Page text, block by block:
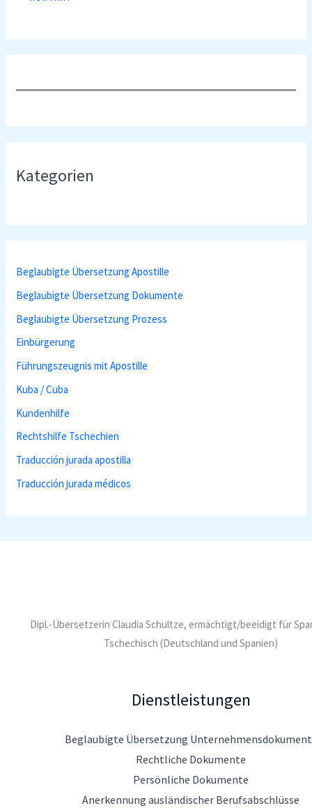
Kategorien
Beglaubigte Übersetzung Apostille
Beglaubigte Übersetzung Dokumente
Beglaubigte Übersetzung Prozess
Einbürgerung
Führungszeugnis mit Apostille
Kuba / Cuba
Kundenhilfe
Rechtshilfe Tschechien
Traducción jurada apostilla
Traducción jurada médicos
Dipl.-Übersetzerin Claudia Schultze, ermächtigt/beeidigt für
Tschechisch (Deutschland und Spanien)
Dienstleistungen
Beglaubigte Übersetzung
Rechtliche Dokumente
Persönliche Dokumente
Anerkennung ausländischer Berufsabschlüsse